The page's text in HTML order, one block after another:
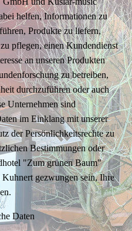
helfen, Informationen zu
Produkte zu liefern,
pflegen, einen Kundendienst
an unseren Produkten
zu betreiben,
durchzuführen oder auch
Unternehmen sind
im Einklang mit unserer
der Persönlichkeitsrechte zu
Bestimmungen oder
"Zum grünen Baum"
gezwungen sein, Ihre
Daten